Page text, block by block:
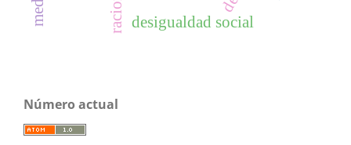
desigualdad social
Número actual